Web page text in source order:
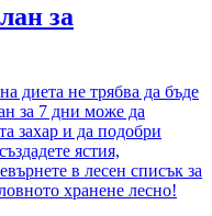
за
диета не трябва да бъде
за 7 дни може да
захар и да подобри
ястия,
в лесен списък за
хранене лесно!